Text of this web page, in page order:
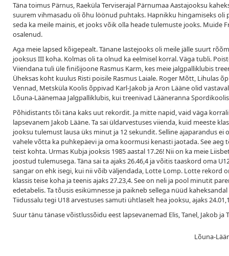
Täna toimus Pärnus, Raeküla Terviserajal Pärnumaa Aastajooksu
suurem vihmasadu oli õhu löönud puhtaks. Hapnikku hingamiseks
seda ka meile mainis, et jooks võik olla heade tulemuste jooks.
osalenud.
Aga meie lapsed kõigepealt. Tänane lastejooks oli meile jälle suurt
jooksus III koha. Kolmas oli ta olnud ka eelmisel korral. Väga tubli.
Viiendana tuli üle finišijoone Rasmus Karm, kes meie jalgpalliklubis
Üheksas koht kuulus Risti poisile Rasmus Laiale. Roger Mõtt, Lihulas
Vennad, Metsküla Koolis õppivad Karl-Jakob ja Aron Lääne olid
Lõuna-Läänemaa Jalgpalliklubis, kui treenivad Lääneranna
Põhidistants tõi täna kaks uut rekordit. Ja mitte napid, vaid väga
lapsevanem Jakob Lääne. Ta sai üldarvestuses viienda, kuid meeste
jooksu tulemust lausa üks minut ja 12 sekundit. Selline ajaparandus
vahele võtta ka puhkepäevi ja oma koormusi kenasti jaotada. See
teist kohta. Urmas Kubja jooksis 1985 aastal 17.26! Nii on ka meie
joostud tulemusega. Täna sai ta ajaks 26.46,4 ja võitis taaskord oma
sangar on ehk isegi, kui nii võib väljendada, Lotte Lomp. Lotte rekord
klassis teise koha ja teenis ajaks 27.23,4. See on neli ja pool minutit
edetabelis. Ta tõusis esikümnesse ja paikneb sellega nüüd
Tiidussalu tegi U18 arvestuses samuti ühtlaselt hea jooksu, ajaks
Suur tänu tänase võistlussõidu eest lapsevanemad Elis, Tanel, Jakob ja
Lõuna-